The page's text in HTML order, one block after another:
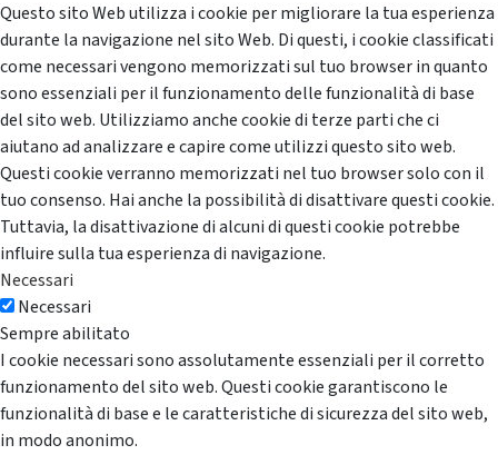
Questo sito Web utilizza i cookie per migliorare la tua esperienza
durante la navigazione nel sito Web. Di questi, i cookie classificati
come necessari vengono memorizzati sul tuo browser in quanto
sono essenziali per il funzionamento delle funzionalità di base
del sito web. Utilizziamo anche cookie di terze parti che ci
aiutano ad analizzare e capire come utilizzi questo sito web.
Questi cookie verranno memorizzati nel tuo browser solo con il
tuo consenso. Hai anche la possibilità di disattivare questi cookie.
Tuttavia, la disattivazione di alcuni di questi cookie potrebbe
influire sulla tua esperienza di navigazione.
Necessari
Necessari
Sempre abilitato
I cookie necessari sono assolutamente essenziali per il corretto
funzionamento del sito web. Questi cookie garantiscono le
funzionalità di base e le caratteristiche di sicurezza del sito web,
in modo anonimo.